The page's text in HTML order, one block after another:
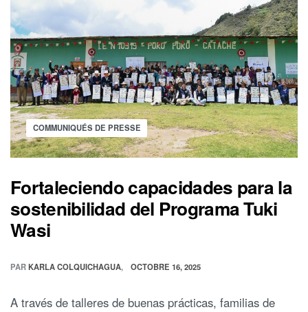
COMMUNIQUÉS DE PRESSE
Fortaleciendo capacidades para la
sostenibilidad del Programa Tuki
Wasi
PARKARLA COLQUICHAGUA OCTOBRE 16, 2025
A través de talleres de buenas prácticas, familias de